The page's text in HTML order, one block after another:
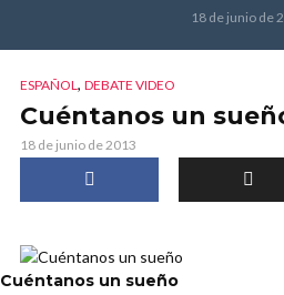
18 de junio de
ESPAÑOL, DEBATE VIDEO
Cuéntanos un
18 de junio de 2013
Cuéntanos un sueño